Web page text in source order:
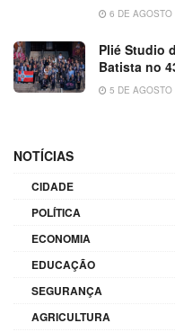
6 DE AGOSTO
Plié Studio
Batista no
5 DE AGOSTO
NOTÍCIAS
CIDADE
POLÍTICA
ECONOMIA
EDUCAÇÃO
SEGURANÇA
AGRICULTURA